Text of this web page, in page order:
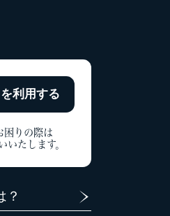
利用する
困りの際は
いたします。
？